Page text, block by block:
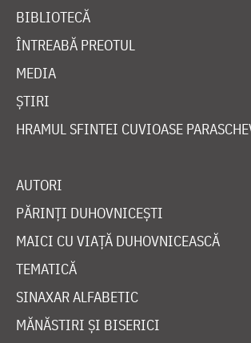
BIBLIOTECĂ
ÎNTREABĂ PREOTUL
MEDIA
ȘTIRI
HRAMUL SFINTEI CUVIOASE
AUTORI
PĂRINȚI DUHOVNICEȘTI
MAICI CU VIAȚĂ DUHOVNICEASCĂ
TEMATICĂ
SINAXAR ALFABETIC
MĂNĂSTIRI ȘI BISERICI